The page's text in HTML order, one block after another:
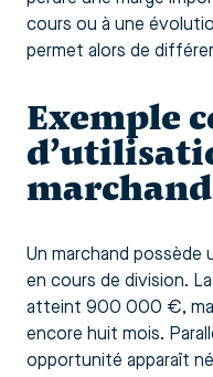
cours ou à une
permet alors de
Exemple
Un marchand
en cours de division.
atteint 900 000 €,
encore huit mois.
opportunité apparaît